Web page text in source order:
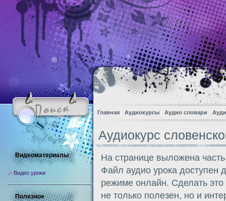
Главная Аудиокурсы Аудио словари
Аудиокурс
На странице выложена
Файл аудио урока доступен
режиме онлайн. Сделать
не только полезен, но и
Видеоматериалы
Видео уроки
Полезное